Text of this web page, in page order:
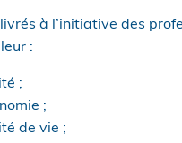
à l’initiative des
:
;
;
de vie ;